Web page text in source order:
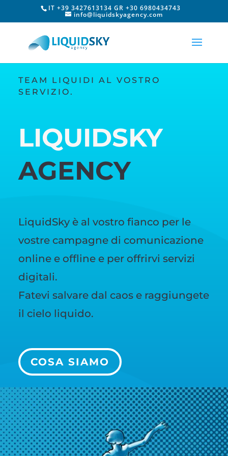
IT +39 3427613134 GR +30 6980434743
info@liquidskyagency.com
TEAM LIQUIDI AL VOSTRO
SERVIZIO.
LIQUIDSKY
AGENCY
LiquidSky è al vostro fianco per le
vostre campagne di comunicazione
online e offline e per offrirvi servizi
digitali.
Fatevi salvare dal caos e raggiungete
il cielo liquido.
COSA SIAMO